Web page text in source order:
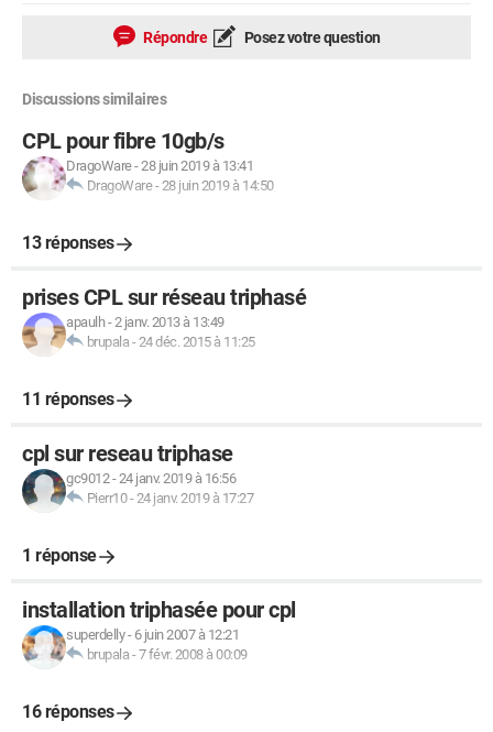
Répondre Posez votre question
Discussions similaires
CPL pour fibre 10gb/s
DragoWare-28 juin 2019 à 13:41
DragoWare-28 juin 2019 à 14:50
13 réponses
prises CPL sur réseau triphasé
apaulh-2 janv. 2013 à 13:49
brupala -24 déc. 2015 à 11:25
11 réponses
cpl sur reseau triphase
gc9012-24 janv. 2019 à 16:56
Pierr10-24 janv. 2019 à 17:27
1 réponse
installation triphasée pour cpl
superdelly- 6 juin 2007 à 12:21
brupala -7 févr. 2008 à 00:09
16 réponses